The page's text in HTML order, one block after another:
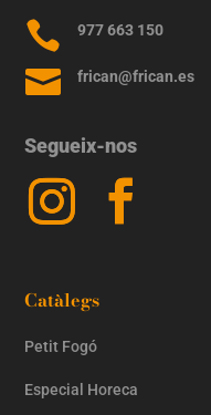
 977 663 150
 frican@frican.es
Segueix-nos
Catàlegs
Petit Fogó
Especial Horeca